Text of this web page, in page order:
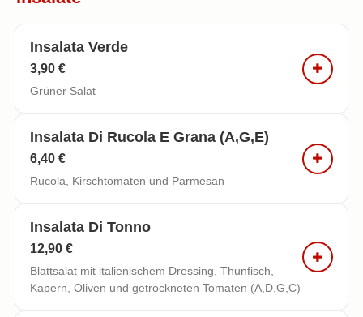
Insalata Verde
3,90 €
Grüner Salat
Insalata Di Rucola E Grana (a,g,e)
6,40 €
Rucola, Kirschtomaten und Parmesan
Insalata Di Tonno
12,90 €
Blattsalat mit italienischem Dressing, Thunfisch,
Kapern, Oliven und getrockneten Tomaten (A,D,G,C)